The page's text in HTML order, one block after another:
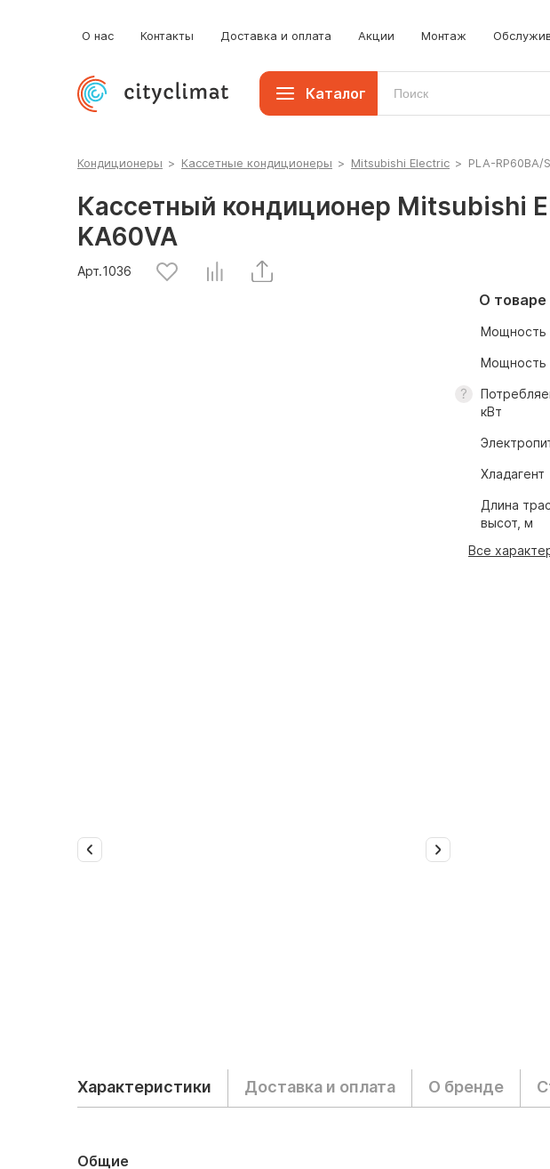
О нас Контакты Доставка и оплата Акции Монтаж
Каталог
Кондиционеры > Кассетные кондиционеры > Mitsubishi Electric > PLA-RP60BA/
Кассетный кондиционер Mitsubishi
KA60VA
Арт.1036
О товаре
Мощность
Мощность
кВт
Хладагент
Длина
высот, м
Все
Характеристики Доставка и оплата О бренде
Общие